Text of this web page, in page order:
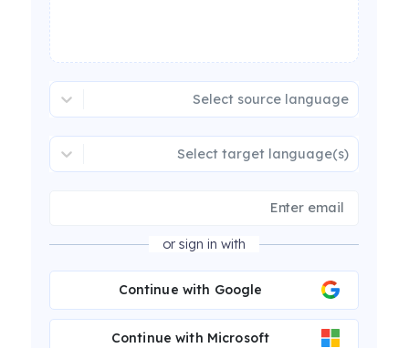
Select source language
Select target language(s)
or sign in with
Continue with Google
Continue with Microsoft